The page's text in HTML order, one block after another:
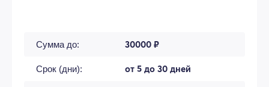
Сумма до: 30000 ₽
Срок (дни): от 5 до 30 дней